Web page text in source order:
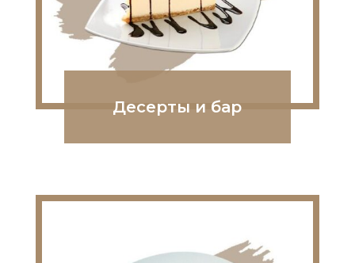
Десерты и бар